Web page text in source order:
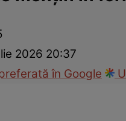
2026 20:37
în Google